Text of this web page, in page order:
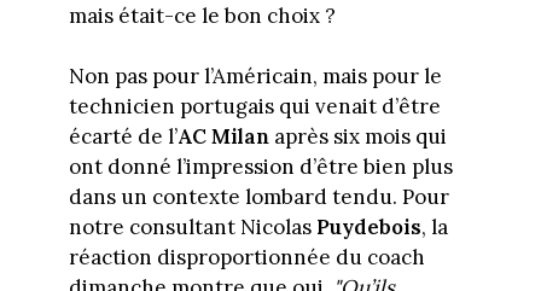
mais était-ce le bon choix ?
Non pas pour l’Américain, mais pour le
technicien portugais qui venait d’être
écarté de l’AC Milanaprès six mois qui
ont donné l’impression d’être bien plus
dans un contexte lombard tendu. Pour
notre consultant Nicolas Puydebois, la
réaction disproportionnée du coach